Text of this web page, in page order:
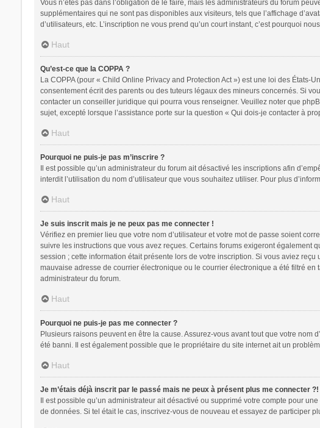
Vous n’êtes pas dans l’obligation de le faire, mais les administrateurs du forum
supplémentaires qui ne sont pas disponibles aux visiteurs, tels que l’affichage
d’utilisateurs, etc. L’inscription ne vous prend qu’un court instant, c’est pourquoi
Haut
Qu’est-ce que la COPPA ?
La COPPA (pour « Child Online Privacy and Protection Act ») est une loi des
consentement écrit des parents ou des tuteurs légaux des mineurs concernés. Si
contacter un conseiller juridique qui pourra vous renseigner. Veuillez noter que
sujet, excepté lorsque l’assistance porte sur la question « Qui dois-je contacter à
Haut
Pourquoi ne puis-je pas m’inscrire ?
Il est possible qu’un administrateur du forum ait désactivé les inscriptions afin
interdit l’utilisation du nom d’utilisateur que vous souhaitez utiliser. Pour plus
Haut
Je suis inscrit mais je ne peux pas me connecter !
Vérifiez en premier lieu que votre nom d’utilisateur et votre mot de passe soient
suivre les instructions que vous avez reçues. Certains forums exigeront également
session ; cette information était présente lors de votre inscription. Si vous aviez
mauvaise adresse de courrier électronique ou le courrier électronique a été filtré
administrateur du forum.
Haut
Pourquoi ne puis-je pas me connecter ?
Plusieurs raisons peuvent en être la cause. Assurez-vous avant tout que votre
été banni. Il est également possible que le propriétaire du site internet ait un
Haut
Je m’étais déjà inscrit par le passé mais ne peux à présent plus me connecter ?!
Il est possible qu’un administrateur ait désactivé ou supprimé votre compte pour
de données. Si tel était le cas, inscrivez-vous de nouveau et essayez de participer